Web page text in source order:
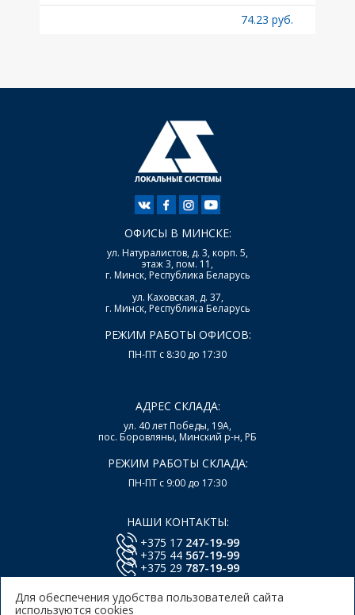
74.23 руб.
ОФИСЫ В МИНСКЕ:
ул. Натуралистов, д. 3, корп. 5,
этаж 3, пом. 11,
г. Минск, Республика Беларусь
ул. Каховская, д. 37,
г. Минск, Республика Беларусь
РЕЖИМ РАБОТЫ ОФИСОВ:
ПН-ПТ с 8:30 до 17:30
АДРЕС СКЛАДА:
ул. 40 лет Победы, 19А,
пос. Боровляны, Минский р-н, РБ
РЕЖИМ РАБОТЫ СКЛАДА:
ПН-ПТ с 9:00 до 17:30
НАШИ КОНТАКТЫ:
+375 17 247-19-99
+375 44 567-19-99
+375 29 787-19-99
Для обеспечения удобства пользователей сайта
используются cookies